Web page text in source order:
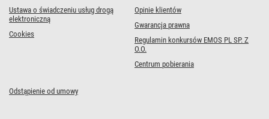
Ustawa o świadczeniu usług drogą
elektroniczną
Cookies
Opinie klientów
Gwarancja prawna
Regulamin konkursów EMOS PL SP. Z
O.O.
Centrum pobierania
Odstąpienie od umowy